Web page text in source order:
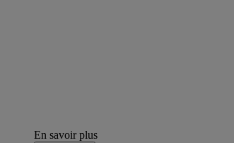
En savoir plus